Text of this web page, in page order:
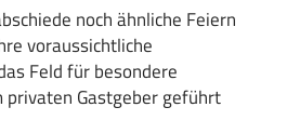
noch ähnliche Feiern
voraussichtliche
Feld für besondere
Gastgeber geführt